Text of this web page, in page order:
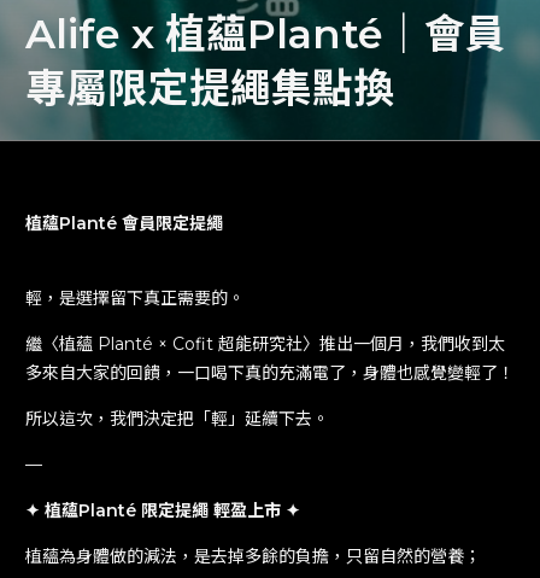
增加原有衛生、消毒用品補充頻率，並於主要往返區域設置酒精消
毒噴液。
・參訪者與住戶會員安心生活
電梯、廊道與相關公共區域，維持安全社交距離空間，且提供相關
如需了解最新情況，請瀏覽衛生署衛生福利部網頁：
www.mohw.gov.tw/
成為 SAND 住戶
SAND Partners
聯盟夥伴
FAQs
常見問題
Alife x 植蘊Planté｜會員
專屬限定提繩集點換
植蘊Planté 會員限定提繩
輕，是選擇留下真正需要的。
繼〈植蘊 Planté × Cofit 超能研究社〉推出一個月，我們收到太
多來自大家的回饋，一口喝下真的充滿電了，身體也感覺變輕了！
所以這次，我們決定把「輕」延續下去。
—
✦ 植蘊Planté 限定提繩 輕盈上市 ✦
植蘊為身體做的減法，是去掉多餘的負擔，只留自然的營養；